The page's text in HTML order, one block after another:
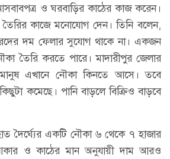
ও ঘরবাড়ির কাঠের কাজ করেন।
কাজে মনোযোগ দেন। তিনি বলেন,
দম ফেলার সুযোগ থাকে না। একজন
তৈরি করতে পারে। মাদারীপুর জেলার
মানুষ এখানে নৌকা কিনতে আসে। তবে
কমেছে। পানি বাড়লে বিক্রিও বাড়বে
দৈর্ঘ্যের একটি নৌকা ৬ থেকে ৭ হাজার
আকার ও কাঠের মান অনুযায়ী দাম আরও